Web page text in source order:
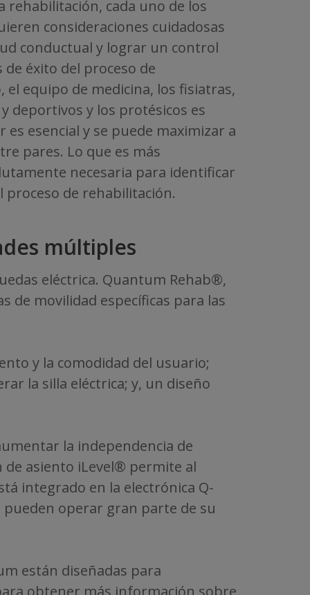
cada uno de los
consideraciones cuidadosas
conductual y lograr un control
éxito del proceso de
equipo de medicina, los fisiatras,
deportivos y los protésicos es
esencial y se puede maximizar a
pares. Lo que es más
necesaria para identificar
de rehabilitación.
múltiples
eléctrica. Quantum Rehab®,
de movilidad específicas para las
y la comodidad del usuario;
la silla eléctrica; y, un diseño
la independencia de
de asiento iLevel® permite al
integrado en la electrónica Q-
operar gran parte de su
están diseñadas para
obtener más información sobre